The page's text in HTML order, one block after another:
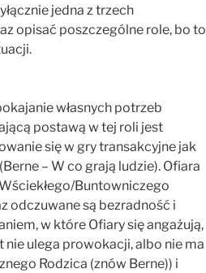
jedna z trzech
opisać poszczególne role, bo to
własnych potrzeb
postawą w tej roli jest
się w gry transakcyjne jak
– W co grają ludzie). Ofiara
Buntowniczego
odczuwane są bezradność i
w które Ofiary się angażują,
ulega prowokacji, albo nie ma
Rodzica (znów Berne)) i